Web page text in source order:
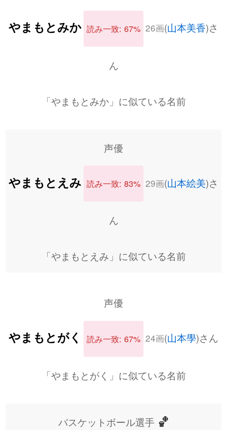
やまもとみか 読み一致: 67% 26画(山本美香)さ
ん
「やまもとみか」に似ている名前
声優
やまもとえみ 読み一致: 83% 29画(山本絵美)さ
ん
「やまもとえみ」に似ている名前
声優
やまもとがく 読み一致: 67% 24画(山本學)さん
「やまもとがく」に似ている名前
バスケットボール選手🏀